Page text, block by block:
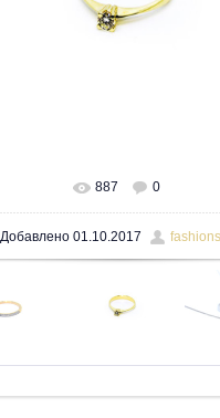
В реальном размере 1600x1200
887 0
Добавлено01.10.2017